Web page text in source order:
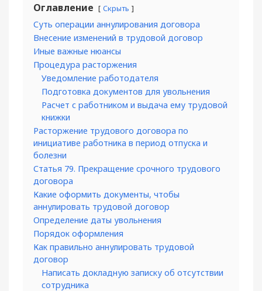
Оглавление Скрыть
Суть операции аннулирования договора
Внесение изменений в трудовой договор
Иные важные нюансы
Процедура расторжения
Уведомление работодателя
Подготовка документов для увольнения
Расчет с работником и выдача ему трудовой
книжки
Расторжение трудового договора по
инициативе работника в период отпуска и
болезни
Статья 79. Прекращение срочного трудового
договора
Какие оформить документы, чтобы
аннулировать трудовой договор
Определение даты увольнения
Порядок оформления
Как правильно аннулировать трудовой
договор
Написать докладную записку об отсутствии
сотрудника